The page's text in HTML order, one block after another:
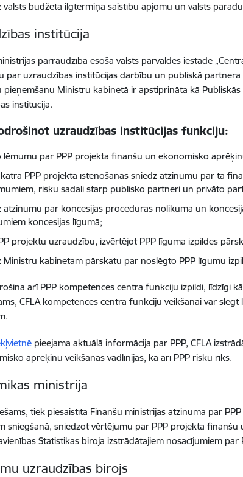
valsts budžeta ilgtermiņa saistību apjomu un valsts
institūcija
pārraudzībā esošā valsts pārvaldes iestāde
par uzraudzības institūcijas darbību un publiskā
pieņemšanu Ministru kabinetā ir apstiprināta kā
institūcija.
uzraudzības institūcijas funkciju:
lēmumu par PPP projekta finanšu un ekonomisko
PPP projekta īstenošanas sniedz atzinumu par tā
risku sadali starp publisko partneri un privāto
atzinumu par koncesijas procedūras nolikuma un
koncesijas līgumā;
projektu uzraudzību, izvērtējot PPP līguma izpildes
Ministru kabinetam pārskatu par noslēgto PPP līgumu
arī PPP kompetences centra funkciju izpildi, līdzīgi
CFLA kompetences centra funkciju veikšanai var
pieejama aktuālā informācija par PPP, CFLA
aprēķinu veikšanas vadlīnijas, kā arī PPP risku rīks.
ministrija
tiek piesaistīta Finanšu ministrijas atzinuma par
sniegšanā, sniedzot vērtējumu par PPP projekta
Statistikas biroja izstrādātajiem nosacījumiem par
uzraudzības birojs